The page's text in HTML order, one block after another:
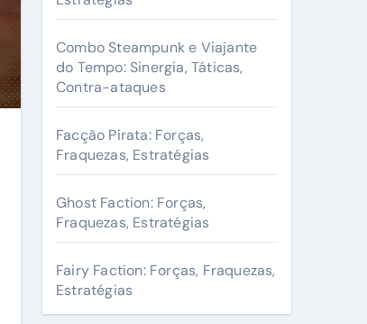
Combo Steampunk e Viajante
do Tempo: Sinergia, Táticas,
Contra-ataques
Facção Pirata: Forças,
Fraquezas, Estratégias
Ghost Faction: Forças,
Fraquezas, Estratégias
Fairy Faction: Forças, Fraquezas,
Estratégias